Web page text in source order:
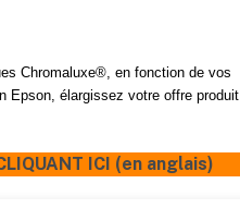
Chromaluxe®, en fonction de vos
Epson, élargissez votre offre produit
ICI (en anglais)